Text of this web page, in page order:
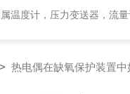
温度计，压力变送器，流
> 热电偶在缺氧保护装置中